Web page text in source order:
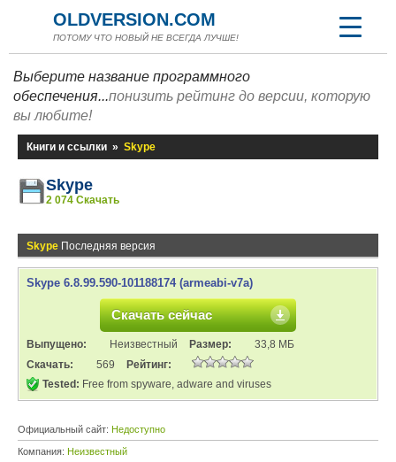
OLDVERSION.COM
ПОТОМУ ЧТО НОВЫЙ НЕ ВСЕГДА ЛУЧШЕ!
Выберите название программного
обеспечения...понизить рейтинг до версии, которую
вы любите!
Книги и ссылки » Skype
Skype
2 074 Скачать
Skype Последняя версия
Skype 6.8.99.590-101188174 (armeabi-v7a)
Скачать сейчас
Выпущено: Неизвестный Размер:
33,8 МБ
Скачать:
569
Рейтинг:
Tested: Free from spyware, adware and viruses
Официальный сайт: Недоступно
Компания: Неизвестный